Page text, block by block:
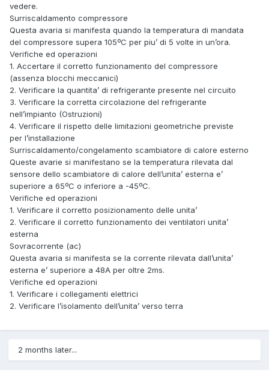
vedere.
Surriscaldamento compressore
Questa avaria si manifesta quando la temperatura di mandata
del compressore supera 105ºC per piu’ di 5 volte in un’ora.
Verifiche ed operazioni
1. Accertare il corretto funzionamento del compressore
(assenza blocchi meccanici)
2. Verificare la quantita’ di refrigerante presente nel circuito
3. Verificare la corretta circolazione del refrigerante
nell’impianto (Ostruzioni)
4. Verificare il rispetto delle limitazioni geometriche previste
per l’installazione
Surriscaldamento/congelamento scambiatore di calore esterno
Queste avarie si manifestano se la temperatura rilevata dal
sensore dello scambiatore di calore dell’unita’ esterna e’
superiore a 65ºC o inferiore a -45ºC.
Verifiche ed operazioni
1. Verificare il corretto posizionamento delle unita’
2. Verificare il corretto funzionamento dei ventilatori unita’
esterna
Sovracorrente (ac)
Questa avaria si manifesta se la corrente rilevata dall’unita’
esterna e’ superiore a 48A per oltre 2ms.
Verifiche ed operazioni
1. Verificare i collegamenti elettrici
2. Verificare l’isolamento dell’unita’ verso terra
2 months later...